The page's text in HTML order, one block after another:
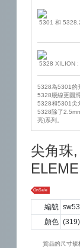
5301 和
5328 XILION :
5328為5301的
5328腰線更圓
5328和5301尖
5328除了
亮)系列。
尖角珠
OnSale
編號
顏色
貨品的尺寸規